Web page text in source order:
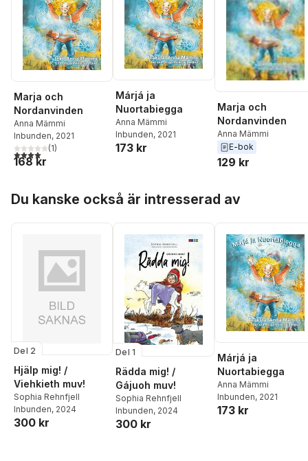
Marja och
Nordanvinden
Anna Mämmi
Inbunden, 2021
4,0utav 5 stjärnor. Totalt antal röster:
(1)
168 kr
Márjá ja
Nuortabiegga
Anna Mämmi
Inbunden, 2021
173 kr
Marja och
Nordanvinden
Anna Mämmi
E-bok
129 kr
Du kanske också är intresserad av
Del 2
Hjälp mig! /
Viehkieth muv!
Sophia Rehnfjell
Inbunden, 2024
300 kr
Del 1
Rädda mig! /
Gájuoh muv!
Sophia Rehnfjell
Inbunden, 2024
300 kr
Márjá ja
Nuortabiegga
Anna Mämmi
Inbunden, 2021
173 kr